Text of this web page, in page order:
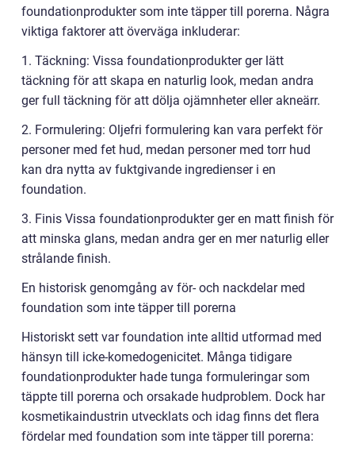
foundationprodukter som inte täpper till porerna. Några
viktiga faktorer att överväga inkluderar:
1. Täckning: Vissa foundationprodukter ger lätt
täckning för att skapa en naturlig look, medan andra
ger full täckning för att dölja ojämnheter eller akneärr.
2. Formulering: Oljefri formulering kan vara perfekt för
personer med fet hud, medan personer med torr hud
kan dra nytta av fuktgivande ingredienser i en
foundation.
3. Finis Vissa foundationprodukter ger en matt finish för
att minska glans, medan andra ger en mer naturlig eller
strålande finish.
En historisk genomgång av för- och nackdelar med
foundation som inte täpper till porerna
Historiskt sett var foundation inte alltid utformad med
hänsyn till icke-komedogenicitet. Många tidigare
foundationprodukter hade tunga formuleringar som
täppte till porerna och orsakade hudproblem. Dock har
kosmetikaindustrin utvecklats och idag finns det flera
fördelar med foundation som inte täpper till porerna: